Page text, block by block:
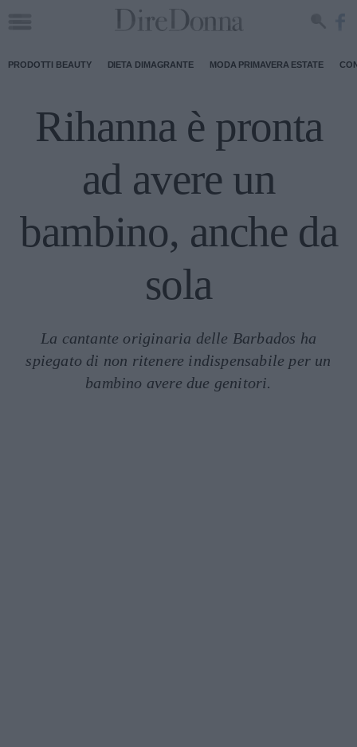
PRODOTTI BEAUTY DIETA DIMAGRANTE MODA PRIMAVERA ESTATE
Rihanna è pronta
ad avere un
bambino, anche da
sola
La cantante originaria delle Barbados ha
spiegato di non ritenere indispensabile per un
bambino avere due genitori.